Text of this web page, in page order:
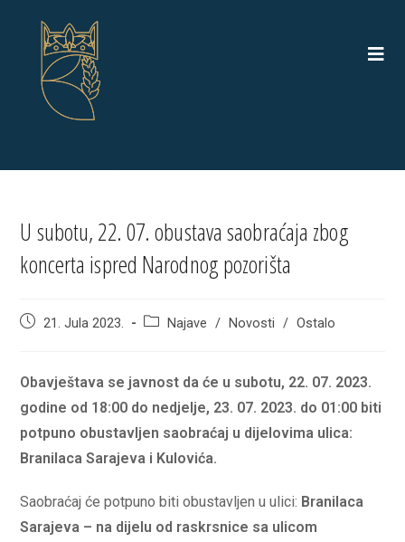
U subotu, 22. 07. obustava saobraćaja zbog
koncerta ispred Narodnog pozorišta
Post21. Jula 2023.
PostNajave / Novosti / Ostalo
Obavještava se javnost da će u subotu, 22. 07. 2023.
godine od 18:00 do nedjelje, 23. 07. 2023. do 01:00 biti
potpuno obustavljen saobraćaj u dijelovima ulica:
Branilaca Sarajeva i Kulovića.
Saobraćaj će potpuno biti obustavljen u ulici: Branilaca
Sarajeva – na dijelu od raskrsnice sa ulicom